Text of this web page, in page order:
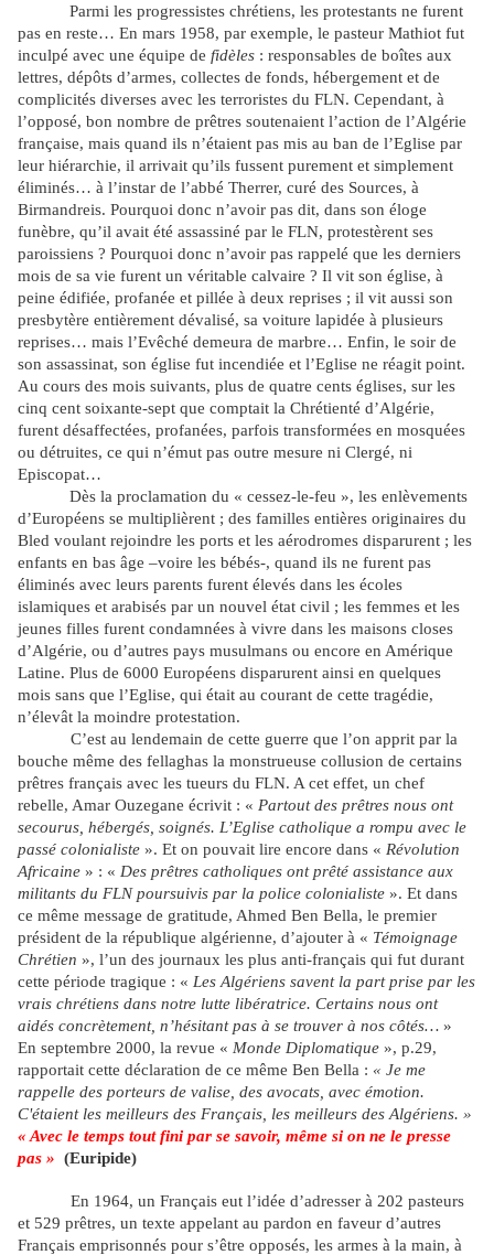
Parmi les progressistes chrétiens, les protestants ne furent
pas en reste… En mars 1958, par exemple, le pasteur Mathiot fut
inculpé avec une équipe de fidèles : responsables de boîtes aux
lettres, dépôts d’armes, collectes de fonds, hébergement et de
complicités diverses avec les terroristes du FLN. Cependant, à
l’opposé, bon nombre de prêtres soutenaient l’action de l’Algérie
française, mais quand ils n’étaient pas mis au ban de l’Eglise par
leur hiérarchie, il arrivait qu’ils fussent purement et simplement
éliminés… à l’instar de l’abbé Therrer, curé des Sources, à
Birmandreis. Pourquoi donc n’avoir pas dit, dans son éloge
funèbre, qu’il avait été assassiné par le FLN, protestèrent ses
paroissiens ? Pourquoi donc n’avoir pas rappelé que les derniers
mois de sa vie furent un véritable calvaire ? Il vit son église, à
peine édifiée, profanée et pillée à deux reprises ; il vit aussi son
presbytère entièrement dévalisé, sa voiture lapidée à plusieurs
reprises… mais l’Evêché demeura de marbre… Enfin, le soir de
son assassinat, son église fut incendiée et l’Eglise ne réagit point.
Au cours des mois suivants, plus de quatre cents églises, sur les
cinq cent soixante-sept que comptait la Chrétienté d’Algérie,
furent désaffectées, profanées, parfois transformées en mosquées
ou détruites, ce qui n’émut pas outre mesure ni Clergé, ni
Episcopat…
Dès la proclamation du « cessez-le-feu », les enlèvements
d’Européens se multiplièrent ; des familles entières originaires du
Bled voulant rejoindre les ports et les aérodromes disparurent ; les
enfants en bas âge –voire les bébés-, quand ils ne furent pas
éliminés avec leurs parents furent élevés dans les écoles
islamiques et arabisés par un nouvel état civil ; les femmes et les
jeunes filles furent condamnées à vivre dans les maisons closes
d’Algérie, ou d’autres pays musulmans ou encore en Amérique
Latine. Plus de 6000 Européens disparurent ainsi en quelques
mois sans que l’Eglise, qui était au courant de cette tragédie,
n’élevât la moindre protestation.
C’est au lendemain de cette guerre que l’on apprit par la
bouche même des fellaghas la monstrueuse collusion de certains
prêtres français avec les tueurs du FLN. A cet effet, un chef
rebelle, Amar Ouzegane écrivit : « Partout des prêtres nous ont
secourus, hébergés, soignés. L’Eglise catholique a rompu avec le
passé colonialiste ». Et on pouvait lire encore dans « Révolution
Africaine » : « Des prêtres catholiques ont prêté assistance aux
militants du FLN poursuivis par la police colonialiste ». Et dans
ce même message de gratitude, Ahmed Ben Bella, le premier
président de la république algérienne, d’ajouter à « Témoignage
Chrétien », l’un des journaux les plus anti-français qui fut durant
cette période tragique : « Les Algériens savent la part prise par les
vrais chrétiens dans notre lutte libératrice. Certains nous ont
aidés concrètement, n’hésitant pas à se trouver à nos côtés… »
En septembre 2000, la revue « Monde Diplomatique », p.29,
rapportait cette déclaration de ce même Ben Bella : « Je me
rappelle des porteurs de valise, des avocats, avec émotion.
C'étaient les meilleurs des Français, les meilleurs des Algériens. »
« Avec le temps tout fini par se savoir, même si on ne le presse
pas » (Euripide)
En 1964, un Français eut l’idée d’adresser à 202 pasteurs
et 529 prêtres, un texte appelant au pardon en faveur d’autres
Français emprisonnés pour s’être opposés, les armes à la main, à